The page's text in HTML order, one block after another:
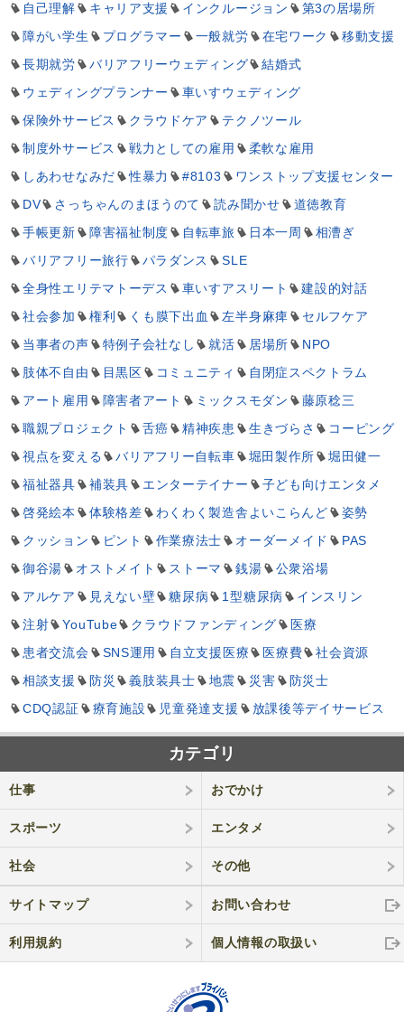
自己理解
キャリア支援 インクルージョン
第3の居場所
障がい学生
プログラマー 一般就労 在宅ワーク
移動支援
長期就労
バリアフリーウェディング
結婚式
ウェディングプランナー
車いすウェディング
保険外サービス
クラウドケア
テクノツール
制度外サービス
戦力としての雇用
柔軟な雇用
しあわせなみだ
性暴力 #8103
ワンストップ支援センター
DV
さっちゃんのまほうのて 読み聞かせ
道徳教育
手帳更新
障害福祉制度 自転車旅 日本一周
相漕ぎ
バリアフリー旅行
パラダンス
SLE
全身性エリテマトーデス
車いすアスリート
建設的対話
社会参加
権利 くも膜下出血 左半身麻痺
セルフケア
当事者の声
特例子会社なし 就活 居場所
NPO
肢体不自由
目黒区 コミュニティ
自閉症スペクトラム
アート雇用
障害者アート ミックスモダン
藤原稔三
職親プロジェクト
舌癌 精神疾患 生きづらさ
コーピング
視点を変える
バリアフリー自転車 堀田製作所
堀田健一
福祉器具
補装具 エンターテイナー
子ども向けエンタメ
啓発絵本
体験格差 わくわく製造舎よいこらんど
姿勢
クッション
ピント 作業療法士 オーダーメイド
PAS
御谷湯
オストメイト ストーマ 銭湯
公衆浴場
アルケア
見えない壁 糖尿病 1型糖尿病
インスリン
注射
YouTube クラウドファンディング
医療
患者交流会
SNS運用 自立支援医療 医療費
社会資源
相談支援
防災 義肢装具士 地震 災害
防災士
CDQ認証
療育施設 児童発達支援 放課後等デイサービス
カテゴリ
仕事 おでかけ
スポーツ エンタメ
社会 その他
サイトマップ お問い合わせ
利用規約 個人情報の取扱い